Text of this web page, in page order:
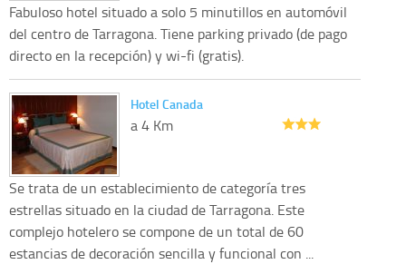
Fabuloso hotel situado a solo 5 minutillos en automóvil
del centro de Tarragona. Tiene parking privado (de pago
directo en la recepción) y wi-fi (gratis).
Hotel Canada
a 4 Km
Se trata de un establecimiento de categoría tres
estrellas situado en la ciudad de Tarragona. Este
complejo hotelero se compone de un total de 60
estancias de decoración sencilla y funcional con ...